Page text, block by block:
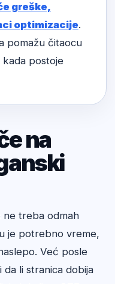
greške,
optimizacije.
pomažu čitaocu
kada postoje
na
ne treba odmah
je potrebno vreme,
Već posle
li stranica dobija